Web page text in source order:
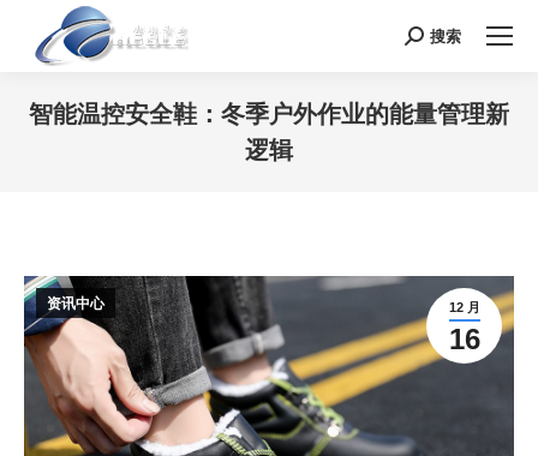
Search:
搜索
智能温控安全鞋：冬季户外作业的能量管理新
逻辑
12 月
16
资讯中心